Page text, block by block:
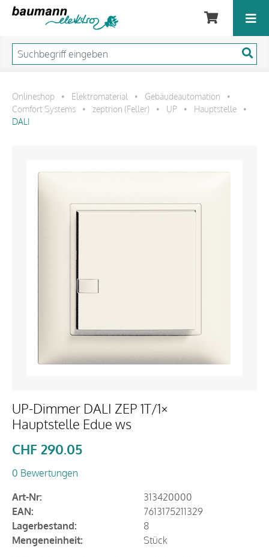
Onlineshop • Elektromaterial • Gebäudeautomation
•
Comfort Systems
• zeptrion (Feller) • UP • Hauptstelle
•
DALI
UP-Dimmer DALI ZEP 1T/1×
Hauptstelle Edue ws
CHF 290.05
0 Bewertungen
Art-Nr:
313420000
EAN:
7613175211329
Lagerbestand:
8
Mengeneinheit:
Stück